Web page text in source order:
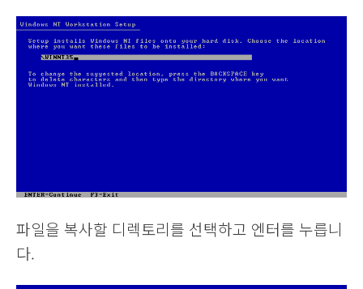
파일을 복사할 디렉토리를 선택하고 엔터를 누릅니
다.